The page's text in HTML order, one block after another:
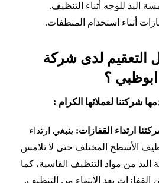
اليد للوجه أثناء التنظيف.
أثناء استخدام المنظفات.
التعقيم لدى شركة
؟
شركتنا لعملائها الكرام :
ارتداء القفازات: ينبغي ارتداء
الأسطح المختلف حتى لا تلامس
اليد من مواد التنظيف القاسية، كما
بعد الإنتهاء من التنظيف.